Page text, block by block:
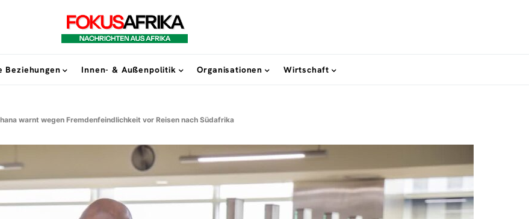
Beziehungen Innen- & Außenpolitik Organisationen Wirtschaft
warnt wegen Fremdenfeindlichkeit vor Reisen nach Südafrika